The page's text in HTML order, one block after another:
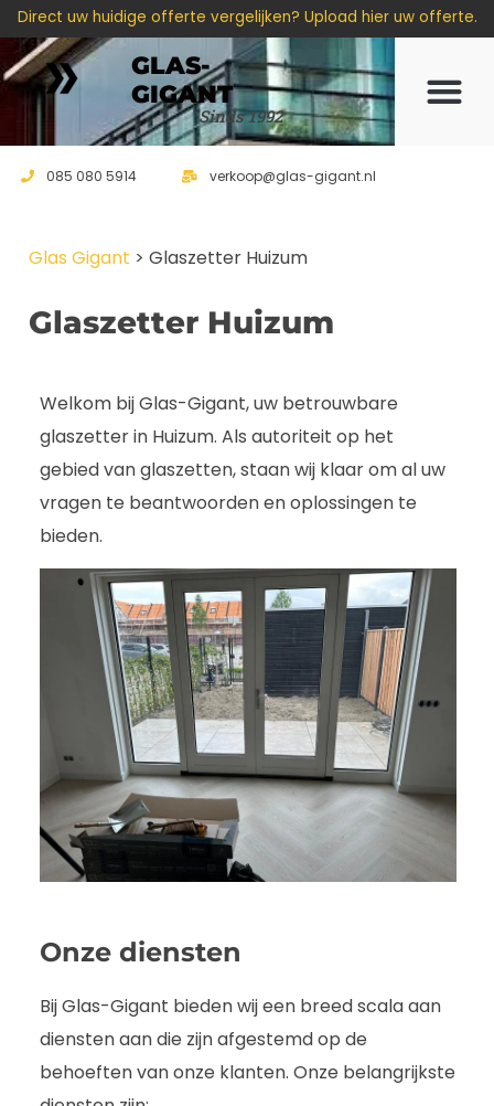
Direct uw huidige offerte vergelijken? Upload hier uw offerte.
GLAS-
GIGANT
Sinds 1992
085 080 5914 verkoop@glas-gigant.nl
Glas Gigant > Glaszetter Huizum
Glaszetter Huizum
Welkom bij Glas-Gigant, uw betrouwbare
glaszetter in Huizum. Als autoriteit op het
gebied van glaszetten, staan wij klaar om al uw
vragen te beantwoorden en oplossingen te
bieden.
Onze diensten
Bij Glas-Gigant bieden wij een breed scala aan
diensten aan die zijn afgestemd op de
behoeften van onze klanten. Onze belangrijkste